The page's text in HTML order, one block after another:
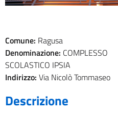
Comune: Ragusa
Denominazione: COMPLESSO
SCOLASTICO IPSIA
Indirizzo: Via Nicolò Tommaseo
Descrizione